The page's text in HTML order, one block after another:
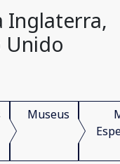
Inglaterra,
Unido
Museus